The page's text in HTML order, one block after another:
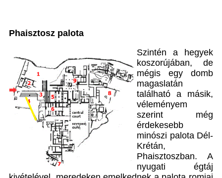
Phaisztosz palota
Szintén a hegyek
koszorújában, de
mégis egy domb
magaslatán
található a másik,
véleményem
szerint még
érdekesebb
minószi palota Dél-
Krétán,
Phaisztoszban. A
nyugati égtáj